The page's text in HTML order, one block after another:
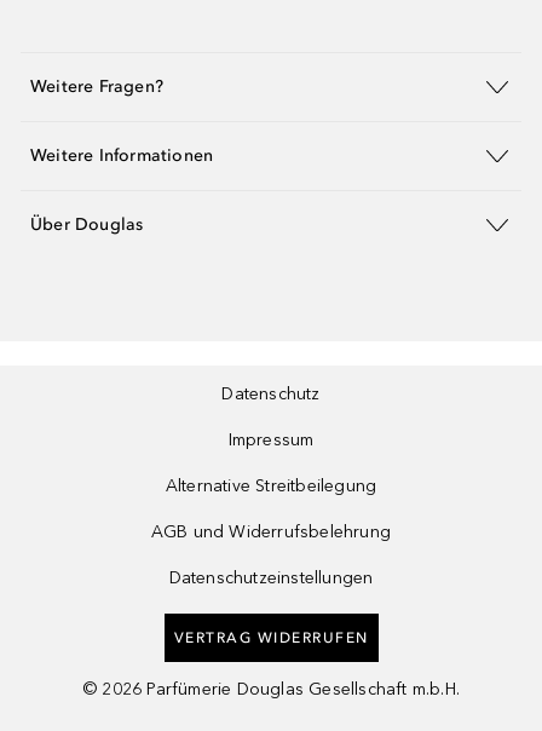
Weitere Fragen?
Weitere Informationen
Über Douglas
Datenschutz
Impressum
Alternative Streitbeilegung
AGB und Widerrufsbelehrung
Datenschutzeinstellungen
VERTRAG WIDERRUFEN
© 2026 Parfümerie Douglas Gesellschaft m.b.H.